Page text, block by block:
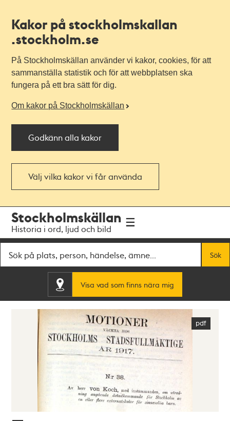
Kakor på stockholmskallan
.stockholm.se
På Stockholmskällan använder vi kakor, cookies, för att
sammanställa statistik och för att webbplatsen ska
fungera på ett bra sätt för dig.
Om kakor på Stockholmskällan
Godkänn alla kakor
Välj vilka kakor vi får använda
navigationen
huvudinnehållet
Stockholmskällan
Historia i ord, ljud och bild
Sök
Visa vad som finns nära mig